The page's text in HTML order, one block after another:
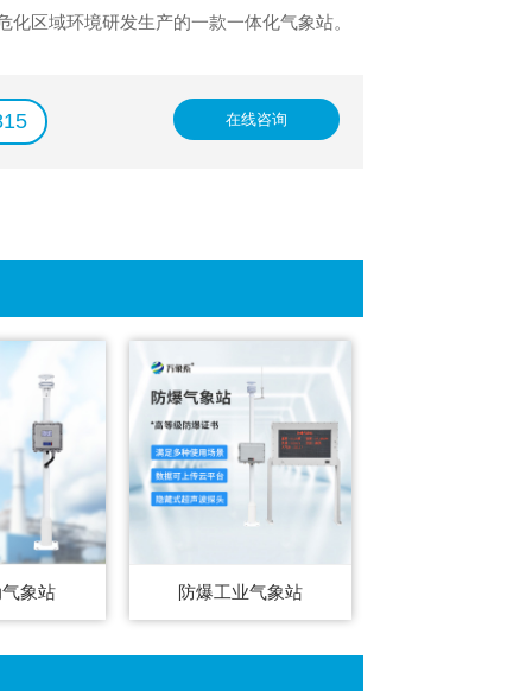
化区域环境研发生产的一款一体化气象站。
在线咨询
象站 防爆工业气象站